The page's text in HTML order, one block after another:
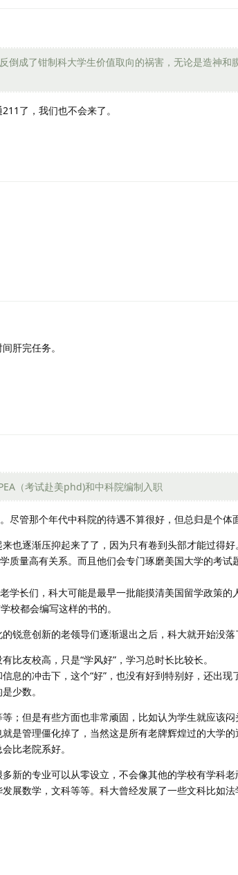
倒成了钳制科大学生价值取向的祸害，无论是造神和
了，我们也不会来了。
肝完任务。
（考试赴美phd)和中科院编制入职
管那个年代中科院的待遇不算很好，但总归是个体
也逐渐压抑起来了了，因为只有卷到头部才能过得好。
量高有关系。而且他们会专门琢磨美国大学的考试
学长们，科大可能是最早一批能摸清美国留学政策
校都会编写这样的书的。
锐意创新的老领导们逐渐退出之后，科大就开始没落
友校高，只是“学风好”，学习总时长比较长。
息的冲击下，这个“好”，也没有好到特别好，还出现
少数。
；但是有些方面也非常顽固，比如认为学生就应该
是管理僵化掉了，当然这是所有老牌辉煌过的大学
比老院系好。
新的专业可以从零设立，不会像其他的学校有学科
展数学，文科等等。科大曾经发展了一些文科比如